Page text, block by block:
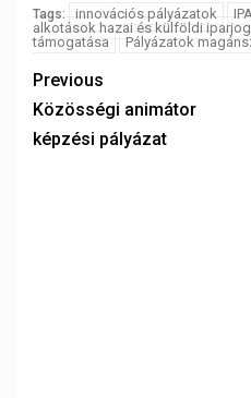
Tags: innovációs pályázatok
alkotások hazai és külföldi
támogatása
Pályázatok
Previous
Közösségi animátor
képzési pályázat